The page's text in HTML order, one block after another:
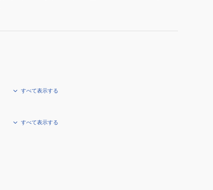
すべて表示する
すべて表示する